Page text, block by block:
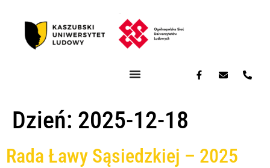
Dzień: 2025-12-18
Rada Ławy Sąsiedzkiej – 2025